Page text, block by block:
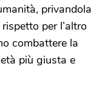
privandola
per l’altro
combattere la
più giusta e